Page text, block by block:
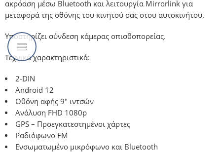
ακρόαση μέσω Bluetooth και λειτουργία Mirrorlink για
μεταφορά της οθόνης του κινητού σας στου αυτοκινήτου.
Υποστηρίζει σύνδεση κάμερας οπισθοπορείας.
Τεχνικά χαρακτηριστικά:
2-DIN
Android 12
Οθόνη αφής 9″ ιντσών
Ανάλυση FHD 1080p
GPS – Προεγκατεστημένοι χάρτες
Ραδιόφωνο FM
Ενσωματωμένο μικρόφωνο και Bluetooth